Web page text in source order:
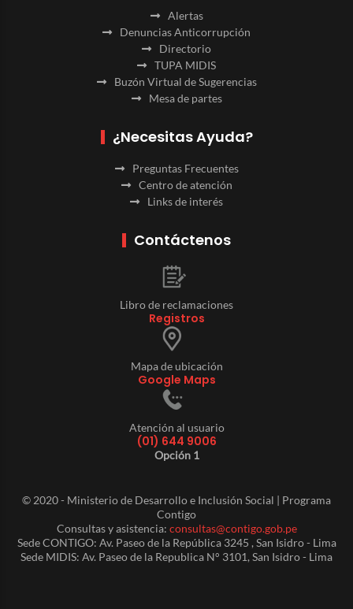
Alertas
Denuncias Anticorrupción
Directorio
TUPA MIDIS
Buzón Virtual de Sugerencias
Mesa de partes
¿Necesitas Ayuda?
Preguntas Frecuentes
Centro de atención
Links de interés
Contáctenos
Libro de reclamaciones
Registros
Mapa de ubicación
Google Maps
Atención al usuario
(01) 644 9006
Opción 1
© 2020 - Ministerio de Desarrollo e Inclusión Social | Programa
Contigo
Consultas y asistencia: consultas@contigo.gob.pe
Sede CONTIGO: Av. Paseo de la República 3245 , San Isidro - Lima
Sede MIDIS: Av. Paseo de la Republica N° 3101, San Isidro - Lima